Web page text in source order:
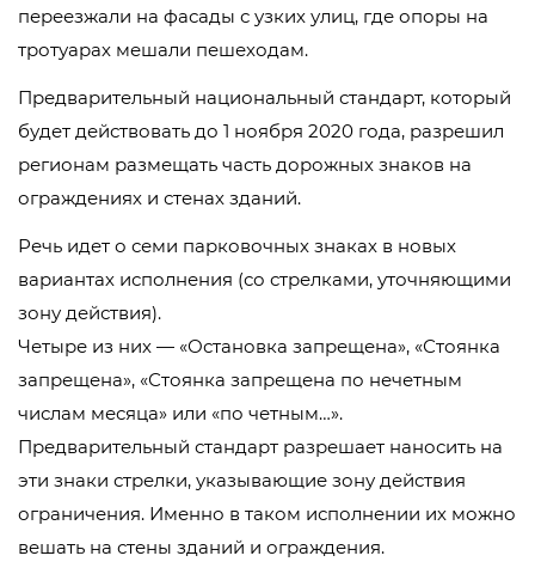
переезжали на фасады с узких улиц, где опоры на
тротуарах мешали пешеходам.
Предварительный национальный стандарт, который
будет действовать до 1 ноября 2020 года, разрешил
регионам размещать часть дорожных знаков на
ограждениях и стенах зданий.
Речь идет о семи парковочных знаках в новых
вариантах исполнения (со стрелками, уточняющими
зону действия).
Четыре из них — «Остановка запрещена», «Стоянка
запрещена», «Стоянка запрещена по нечетным
числам месяца» или «по четным…».
Предварительный стандарт разрешает наносить на
эти знаки стрелки, указывающие зону действия
ограничения. Именно в таком исполнении их можно
вешать на стены зданий и ограждения.